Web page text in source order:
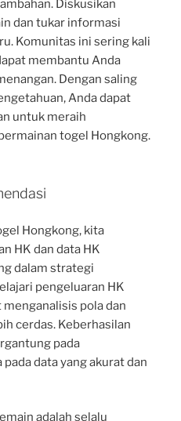
Diskusikan
dan tukar informasi
Komunitas ini sering kali
membantu Anda
Dengan saling
Anda dapat
untuk meraih
togel Hongkong.
Hongkong, kita
HK dan data HK
dalam strategi
pengeluaran HK
pola dan
cerdas. Keberhasilan
pada
data yang akurat dan
adalah selalu